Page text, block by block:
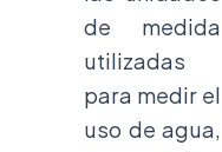
de medida
utilizadas
para medir el
uso de agua,